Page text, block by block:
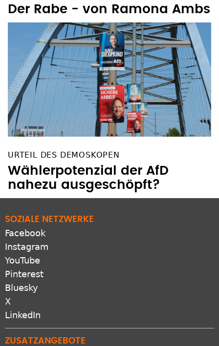
Der Rabe - von Ramona Ambs
URTEIL DES DEMOSKOPEN
Wählerpotenzial der AfD
nahezu ausgeschöpft?
SOZIALE NETZWERKE
Facebook
Instagram
YouTube
Pinterest
Bluesky
X
LinkedIn
ZUSATZANGEBOTE